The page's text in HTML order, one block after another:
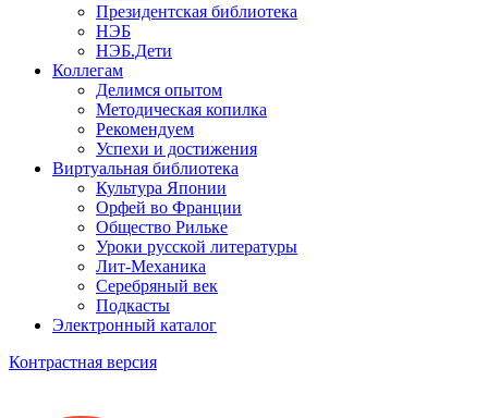
Президентская библиотека
НЭБ
НЭБ.Дети
Коллегам
Делимся опытом
Методическая копилка
Рекомендуем
Успехи и достижения
Виртуальная библиотека
Культура Японии
Орфей во Франции
Общество Рильке
Уроки русской литературы
Лит-Механика
Серебряный век
Подкасты
Электронный каталог
Контрастная версия